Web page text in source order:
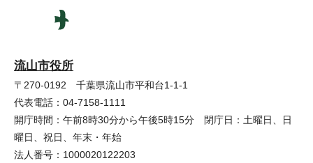
流山市役所
〒270-0192 千葉県流山市平和台1-1-1
代表電話：04-7158-1111
開庁時間：午前8時30分から午後5時15分 閉庁日：土曜日、日
曜日、祝日、年末・年始
法人番号：1000020122203